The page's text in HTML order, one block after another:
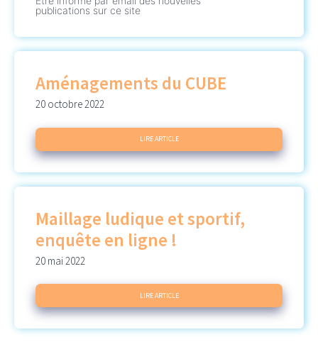
publications sur ce site
Aménagements du CUBE
20 octobre 2022
LIRE ARTICLE
Maillage ludique et sportif,
enquête en ligne !
20 mai 2022
LIRE ARTICLE